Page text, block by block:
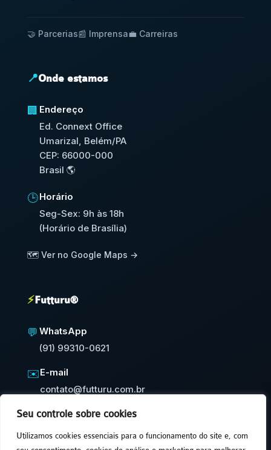
Seu controle sobre cookies
Utilizamos cookies essenciais para o funcionamento do site e, com
🤝 Parcerias📰 Imprensa💼 Carreiras
📍Onde estamos
🏢 Endereço
Ed. Connext Office
Umarizal, Belém/PA
CEP: 66000-000
Brasil 🌎
🕒Horário
Seg-Sex: 9h às 18h
(Horário de Brasília)
🗺️ Ver no Google Maps →
⚡Futturu®
💬 WhatsApp
(91) 99310-0621
✉️E-mail
contato@futturu.com.br
⚡Resposta em até 24h úteis